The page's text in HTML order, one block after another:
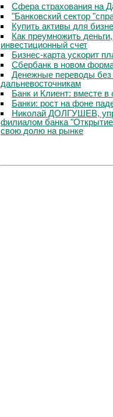
Сфера страхования на
"Банковский сектор
Купить активы для
Как преумножить
инвестиционный счет
Бизнес-карта ускорит
Сбербанк в новом
Денежные переводы без
дальневосточникам
Банк и Клиент: вместе в
Банки: рост на фоне
Николай ДОЛГУШЕВ,
филиалом банка
свою долю на рынке